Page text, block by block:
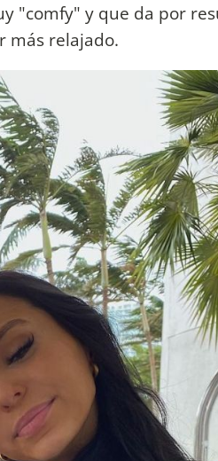
"comfy" y que da por
más relajado.